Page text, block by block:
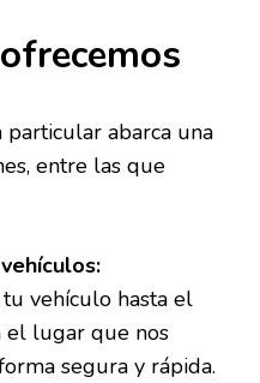
abarca una
entre las que
vehículo hasta el
el lugar que nos
segura y rápida.